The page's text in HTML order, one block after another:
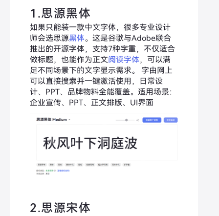
1.思源黑体
如果只能装一款中文字体，很多专业设计
师会选思源黑体。这是谷歌与Adobe联合
推出的开源字体，支持7种字重，不仅适合
做标题，也能作为正文阅读字体，可以满
足不同场景下的文字显示需求。 字由网上
可以直接搜索并一键激活使用，日常设
计、PPT、品牌物料全能覆盖。适用场景：
企业宣传、PPT、正文排版、UI界面
2.思源宋体